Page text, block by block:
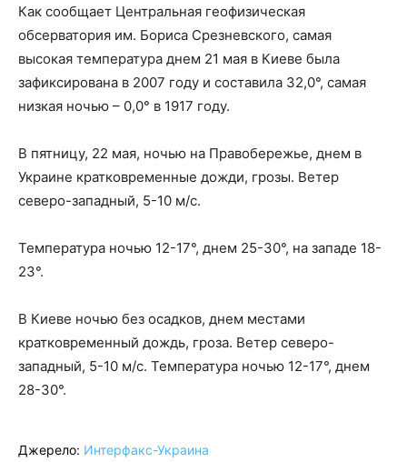
Как сообщает Центральная геофизическая
обсерватория им. Бориса Срезневского, самая
высокая температура днем 21 мая в Киеве была
зафиксирована в 2007 году и составила 32,0°, самая
низкая ночью – 0,0° в 1917 году.
В пятницу, 22 мая, ночью на Правобережье, днем в
Украине кратковременные дожди, грозы. Ветер
северо-западный, 5-10 м/с.
Температура ночью 12-17°, днем 25-30°, на западе 18-
23°.
В Киеве ночью без осадков, днем местами
кратковременный дождь, гроза. Ветер северо-
западный, 5-10 м/с. Температура ночью 12-17°, днем
28-30°.
Джерело: Интерфакс-Украина